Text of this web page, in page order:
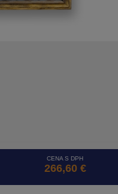
CENA S DPH
266,60 €